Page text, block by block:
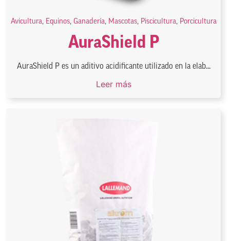
Avicultura, Equinos, Ganadería, Mascotas, Piscicultura, Porcicultura
AuraShield P
AuraShield P es un aditivo acidificante utilizado en la elab...
Leer más